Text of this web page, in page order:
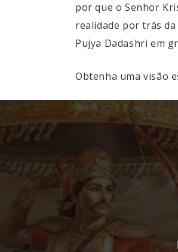
por que o Senhor
realidade por trás
Pujya Dadashri em
Obtenha uma visão